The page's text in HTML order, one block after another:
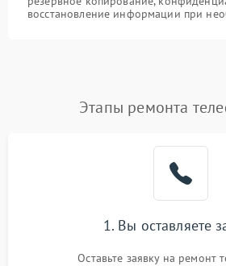
восстановление информации при
Этапы ремонта
1. Вы оставляете
Оставьте заявку на ремонт